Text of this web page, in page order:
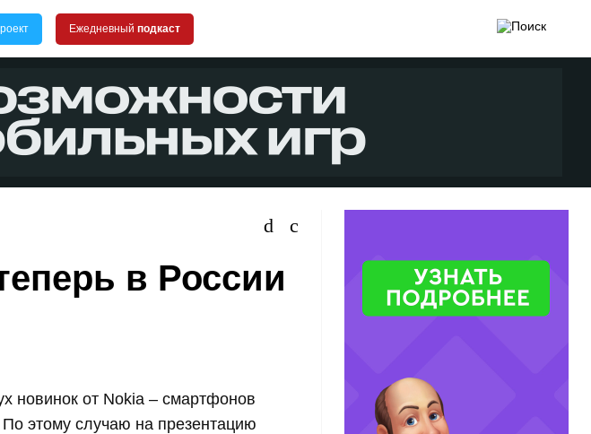
Ежедневный подкаст
в России
новинок от Nokia – смартфонов
этому случаю на презентацию